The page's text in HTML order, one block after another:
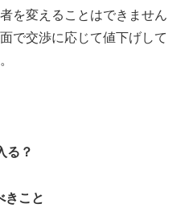
を変えることはできません
で交渉に応じて値下げして
る？
きこと